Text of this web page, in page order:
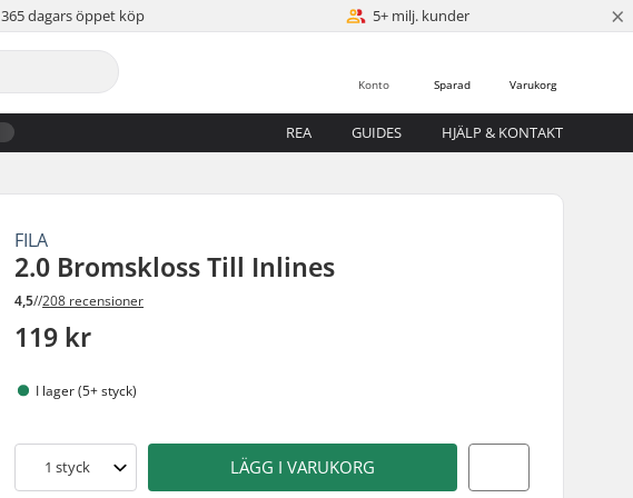
365 dagars öppet köp 5+ milj. kunder ×
Varukorg
Sparad
Konto
REA GUIDES HJÄLP & KONTAKT
FILA
2.0 Bromskloss Till Inlines
4,5//208 recensioner
119 kr
I lager (5+ styck)
1 styck LÄGG I VARUKORG